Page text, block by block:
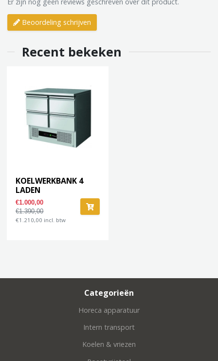
Er zijn nog geen reviews geschreven over dit product.
Beoordeling schrijven
Recent bekeken
KOELWERKBANK 4
LADEN
€1.000,00
€1.390,00
€1.210,00 incl. btw
Categorieën
Horeca apparatuur
Intern transport
Koelen & vriezen